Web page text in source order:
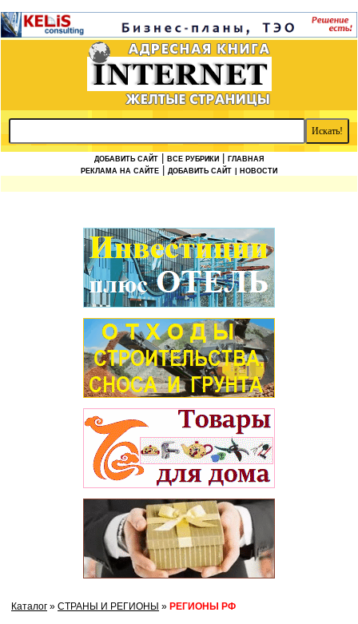
ДОБАВИТЬ САЙТ ВСЕ РУБРИКИ
ГЛАВНАЯ
РЕКЛАМА НА САЙТЕ
ДОБАВИТЬ САЙТ | НОВОСТИ
Каталог » СТРАНЫ И РЕГИОНЫ » РЕГИОНЫ РФ